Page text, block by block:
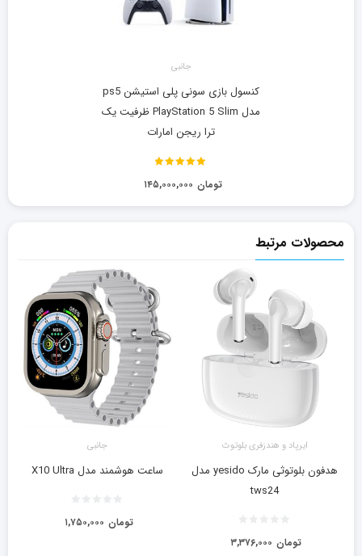
جانبی
کنسول بازی سونی پلی استیشن ps5
مدل PlayStation 5 Slim ظرفیت یک
ترا ریجن امارات
5
۱۴۵,۰۰۰,۰۰۰ تومان
محصولات مرتبط
ایرپاد و هندزفری بلوتوث
هدفون بلوتوثی مارک yesido مدل
tws24
۳,۳۷۶,۰۰۰ تومان
جانبی
ساعت هوشمند مدل X10 Ultra
۱,۷۵۰,۰۰۰ تومان